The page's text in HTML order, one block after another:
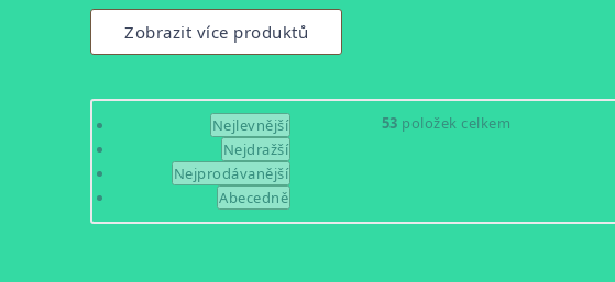
Zobrazit více produktů
produktů
Nejlevnější
Nejdražší
Nejprodávanější
Abecedně
53 položek celkem